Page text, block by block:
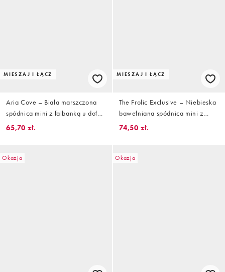
MIESZAJ I ŁĄCZ
Aria Cove – Biała marszczona
spódnica mini z falbanką u dołu,
część zestawu
65,70 zł.
MIESZAJ I ŁĄCZ
The Frolic Exclusive – Niebieska
bawełniana spódnica mini z
falbanką i kokardką, część
74,50 zł.
Okazja Okazja